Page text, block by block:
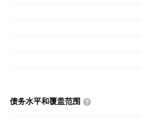
债务水平和覆盖范围